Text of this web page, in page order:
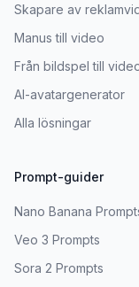
Skapare av
Manus till video
Från bildspel till
AI-avatargenerator
Alla lösningar
Prompt-guider
Nano Banana
Veo 3 Prompts
Sora 2 Prompts